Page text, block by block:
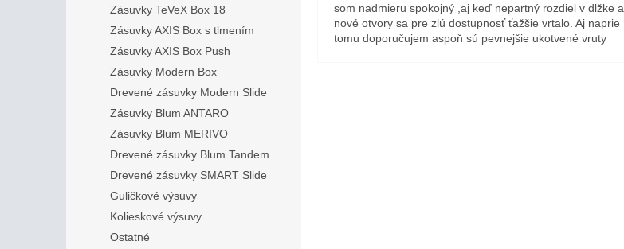
Zásuvky TeVeX Box 18
Zásuvky AXIS Box s tlmením
Zásuvky AXIS Box Push
Zásuvky Modern Box
Drevené zásuvky Modern Slide
Zásuvky Blum ANTARO
Zásuvky Blum MERIVO
Drevené zásuvky Blum Tandem
Drevené zásuvky SMART Slide
Guličkové výsuvy
Kolieskové výsuvy
Ostatné
som nadmieru spokojný ,aj keď nepartný rozdiel v dlžke a
nové otvory sa pre zlú dostupnosť ťažšie vrtalo. Aj naprie
tomu doporučujem aspoň sú pevnejšie ukotvené vruty